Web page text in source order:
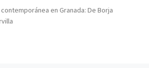
en Granada: De Borja